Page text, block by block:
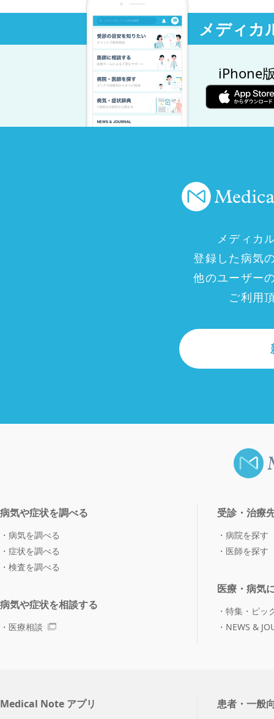
メディカ
iPhone
メディカ
登録した病気
他のユーザー
ご利用
病気や症状を調べる
病気を調べる
症状を調べる
検査を調べる
病気や症状を相談する
医療相談
受診・治療
病院を探す
医師を探す
医療・病気
特集・ピッ
NEWS &
Medical Note アプリ 患者・一般